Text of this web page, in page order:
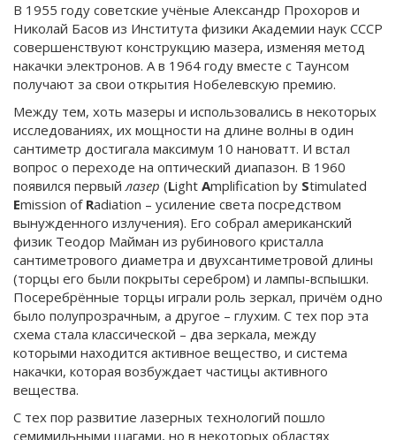
В 1955 году советские учёные Александр Прохоров и
Николай Басов из Института физики Академии наук CCCP
совершенствуют конструкцию мазера, изменяя метод
накачки электронов. А в 1964 году вместе с Таунсом
получают за свои открытия Нобелевскую премию.
Между тем, хоть мазеры и использовались в некоторых
исследованиях, их мощности на длине волны в один
сантиметр достигала максимум 10 нановатт. И встал
вопрос о переходе на оптический диапазон. В 1960
появился первыйлазер (Light Amplification by Stimulated
Emission of Radiation – усиление света посредством
вынужденного излучения). Его собрал американский
физик Теодор Майман из рубинового кристалла
сантиметрового диаметра и двухсантиметровой длины
(торцы его были покрыты серебром) и лампы-вспышки.
Посеребрённые торцы играли роль зеркал, причём одно
было полупрозрачным, а другое – глухим. С тех пор эта
схема стала классической – два зеркала, между
которыми находится активное вещество, и система
накачки, которая возбуждает частицы активного
вещества.
С тех пор развитие лазерных технологий пошло
семимильными шагами, но в некоторых областях